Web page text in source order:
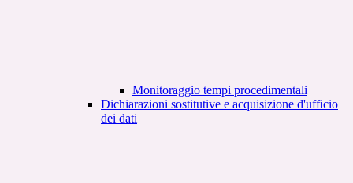
Monitoraggio tempi procedimentali
Dichiarazioni sostitutive e acquisizione d'ufficio
dei dati